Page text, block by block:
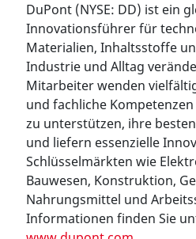
DuPont (NYSE: DD) ist ein
Innovationsführer für
Materialien, Inhaltsstoffe
Industrie und Alltag
Mitarbeiter wenden
und fachliche
zu unterstützen, ihre
und liefern essenzielle
Schlüsselmärkten wie
Bauwesen, Konstruktion,
Nahrungsmittel und
Informationen finden Sie